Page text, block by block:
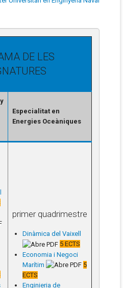
DE LES
Especialitat en
Energies Oceàniques
primer quadrimestre
Dinàmica del Vaixell
5 ECTS
Economia i Negoci
Marítim
5
ECTS
Enginieria de